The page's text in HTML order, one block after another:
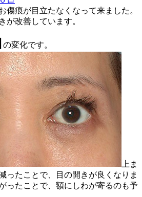
傷痕が目立たなくなって来ました。
が改善しています。
の変化です。
上ま
ったことで、目の開きが良くなりま
ったことで、額にしわが寄るのも予